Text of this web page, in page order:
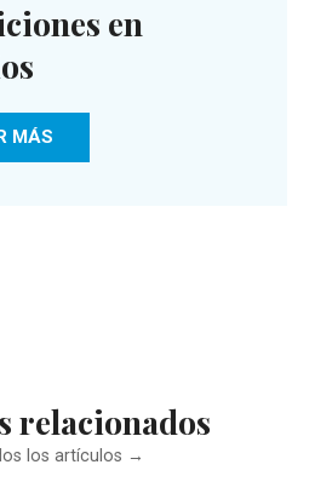
en
MÁS
relacionados
los artículos →